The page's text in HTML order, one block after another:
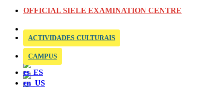
OFFICIAL SIELE EXAMINATION CENTRE
ACTIVIDADES CULTURAIS
CAMPUS